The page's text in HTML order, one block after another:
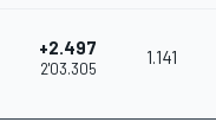
+2.497
2'03.305
1.141